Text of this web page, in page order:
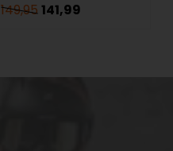
149,95 141,99